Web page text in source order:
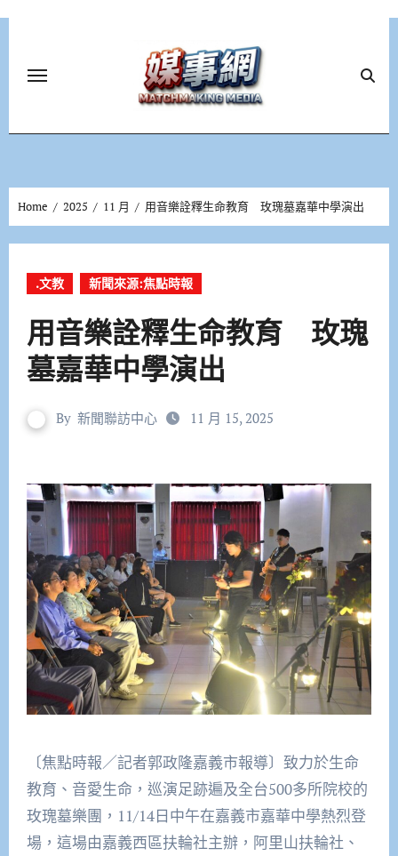
Home 2025 11 月 用音樂詮釋生命教育 玫瑰墓嘉華中學演出
.文教 新聞來源:焦點時報
用音樂詮釋生命教育 玫瑰
墓嘉華中學演出
By 新聞聯訪中心 11 月 15, 2025
〔焦點時報／記者郭政隆嘉義市報導〕致力於生命
教育、音愛生命，巡演足跡遍及全台500多所院校的
玫瑰墓樂團，11/14日中午在嘉義市嘉華中學熱烈登
場，這場由嘉義西區扶輪社主辦，阿里山扶輪社、